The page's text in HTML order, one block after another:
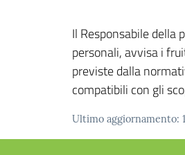
Il Responsabile della
personali, avvisa i
previste dalla
compatibili con gli
Ultimo aggiornamento: